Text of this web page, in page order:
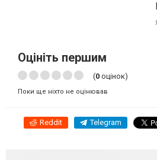
Оцініть першим
(0 оцінок)
Поки ще ніхто не оцінював
Reddit Telegram